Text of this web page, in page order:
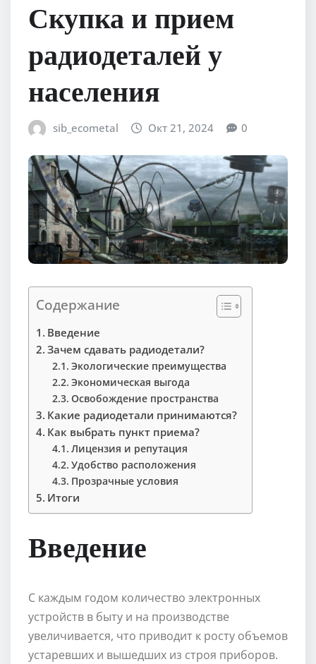
Скупка и прием
радиодеталей у
населения
sib_ecometal Окт 21, 2024 0
Содержание
Введение
Зачем сдавать радиодетали?
Экологические преимущества
Экономическая выгода
Освобождение пространства
Какие радиодетали принимаются?
Как выбрать пункт приема?
Лицензия и репутация
Удобство расположения
Прозрачные условия
Итоги
Введение
С каждым годом количество электронных
устройств в быту и на производстве
увеличивается, что приводит к росту объемов
устаревших и вышедших из строя приборов.